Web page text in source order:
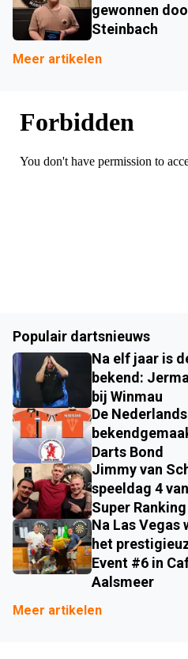
gewonnen
Steinbach
Meer artikelen
Populair dartsnieuws
Na elf jaar is
bekend:
bij Winmau
De
Darts Bond
Jimmy van
speeldag 4
Super
Na Las
het
Event #6 in
Aalsmeer
Meer artikelen